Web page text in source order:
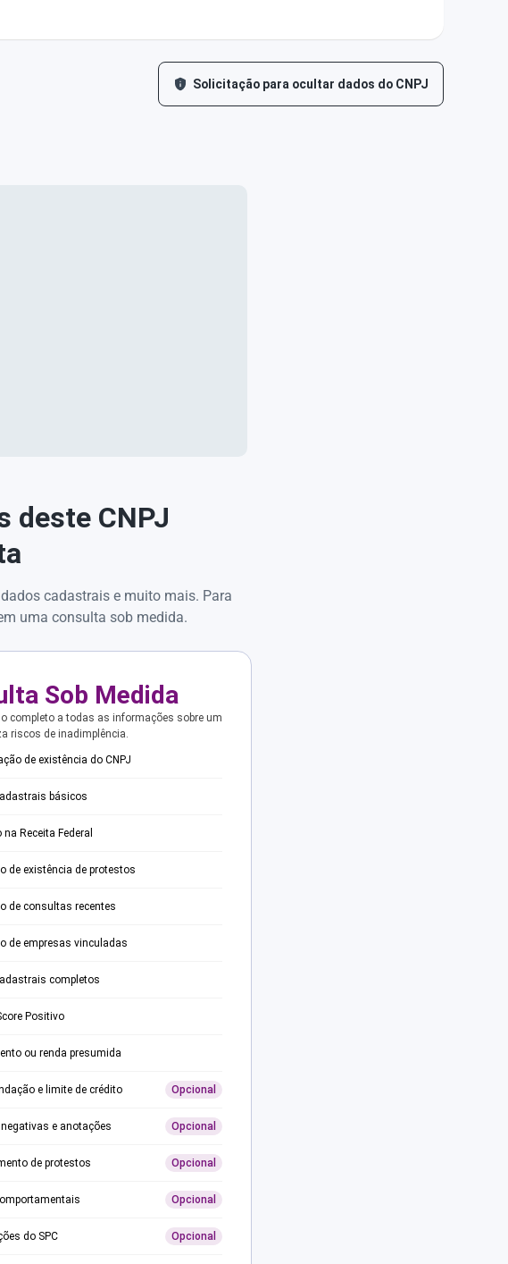
Solicitação para ocultar dados do CNPJ
deste CNPJ
cadastrais e muito mais. Para
uma consulta sob medida.
Sob Medida
completo a todas as informações sobre um
riscos de inadimplência.
de existência do CNPJ
básicos
Receita Federal
de existência de protestos
de consultas recentes
de empresas vinculadas
completos
Positivo
ou renda presumida
e limite de crédito Opcional
e anotações Opcional
de protestos Opcional
Opcional
do SPC Opcional